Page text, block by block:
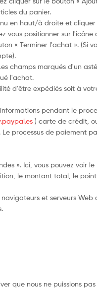
du panier.
en haut/à droite et
vous positionner sur
« Terminer l'achat ». (Si
champs marqués d'un
l'achat.
d'être expédiés soit à
pendant le
) carte de crédit,
processus de paiement
». Ici, vous pouvez voir
le montant total, le point
et serveurs
que nous ne puissions